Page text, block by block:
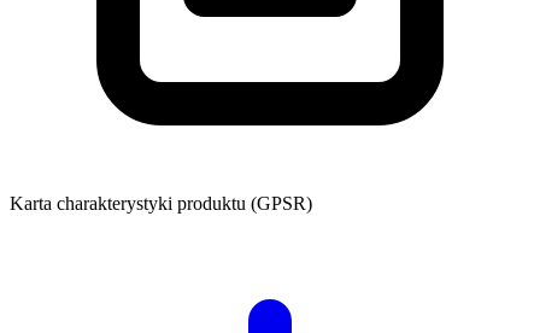
Karta charakterystyki produktu (GPSR)